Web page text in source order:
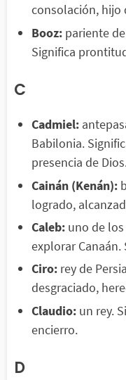
consolación, hijo
Booz: pariente
Significa
C
Cadmiel:
Babilonia.
presencia de
Cainán (Kenán):
logrado,
Caleb: uno de
explorar Canaán.
Ciro: rey de
desgraciado,
Claudio: un rey.
encierro.
D